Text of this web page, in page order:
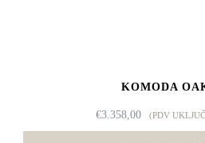
KOMODA
€3.358,00 (PDV